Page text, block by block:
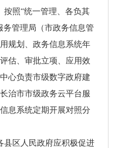
按照“统一管理、各负其
务管理局（市政务信息管
规划、政务信息系统年
估、审批立项、应用效
心负责市级数字政府建
治市市级政务云平台服
息系统定期开展对照分
县区人民政府应积极促进